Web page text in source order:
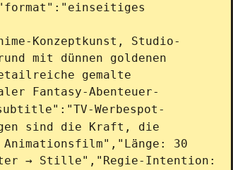
Konzeptkunst, Studio-
mit dünnen goldenen
gemalte
Fantasy-Abenteuer-
Werbespot-
sind die Kraft, die
30
→ Stille","Regie-Intention: